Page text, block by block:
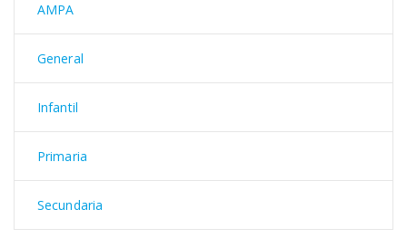
AMPA
General
Infantil
Primaria
Secundaria